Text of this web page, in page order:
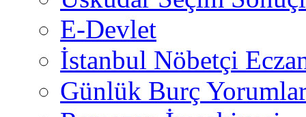
E-Devlet
İstanbul Nöbetçi
Günlük Burç